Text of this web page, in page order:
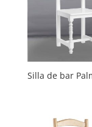
Silla de bar